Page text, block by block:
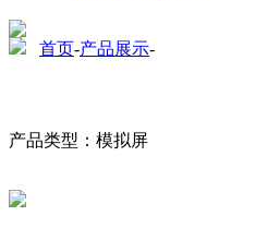
首页-产品展示-
产品类型： 模拟屏